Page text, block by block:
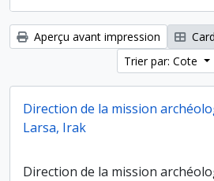
Aperçu avant impression
Trier par: Cote
Direction de la mission
Larsa, Irak
Direction de la mission